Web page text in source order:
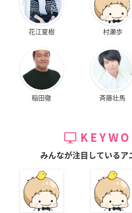
花江夏樹 村瀬歩
稲田徹 斉藤壮馬
みんなが注目しているア